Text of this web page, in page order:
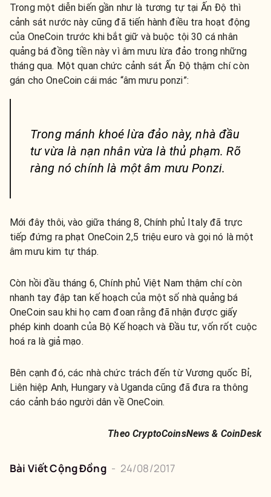
Trong một diễn biến gần như là tương tự tại Ấn Độ thì
cảnh sát nước này cũng đã tiến hành điều tra hoạt động
của OneCoin trước khi bắt giữ và buộc tội 30 cá nhân
quảng bá đồng tiền này vì âm mưu lừa đảo trong những
tháng qua. Một quan chức cảnh sát Ấn Độ thậm chí còn
gán cho OneCoin cái mác “âm mưu ponzi”:
Trong mánh khoé lừa đảo này, nhà đầu
tư vừa là nạn nhân vừa là thủ phạm. Rõ
ràng nó chính là một âm mưu Ponzi.
Mới đây thôi, vào giữa tháng 8, Chính phủ Italy đã trực
tiếp đứng ra phạt OneCoin 2,5 triệu euro và gọi nó là một
âm mưu kim tự tháp.
Còn hồi đầu tháng 6, Chính phủ Việt Nam thậm chí còn
nhanh tay đập tan kế hoạch của một số nhà quảng bá
OneCoin sau khi họ cam đoan rằng đã nhận được giấy
phép kinh doanh của Bộ Kế hoạch và Đầu tư, vốn rốt cuộc
hoá ra là giả mạo.
Bên cạnh đó, các nhà chức trách đến từ Vương quốc Bỉ,
Liên hiệp Anh, Hungary và Uganda cũng đã đưa ra thông
cáo cảnh báo người dân về OneCoin.
Theo CryptoCoinsNews & CoinDesk
Bài Viết Cộng Đồng - 24/08/2017